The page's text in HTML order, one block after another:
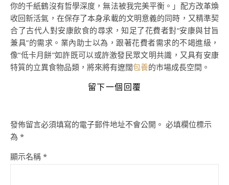
你的千紙鶴沒有哲學深度，無法被我完美平衡。」配方改革煥
收回新活氣，在保存了本身承載的文明意義的同時，又精準契
合了古代人對安康飲食的尋求，知足了花費者對“安康與甘旨
兼具”的需求。業內助士以為，跟著花費者需求的不竭進級，
像“低卡月餅”如許既可以或許激發民眾文明共識，又具有安康
特質的立異食物品類，將來將有遼闊包養的市場成長空間。
留下一個回覆
發佈留言必須填寫的電子郵件地址不會公開。 必填欄位標示
為 *
顯示名稱 *